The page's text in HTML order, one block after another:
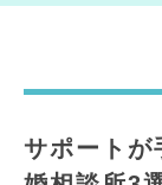
サポートが